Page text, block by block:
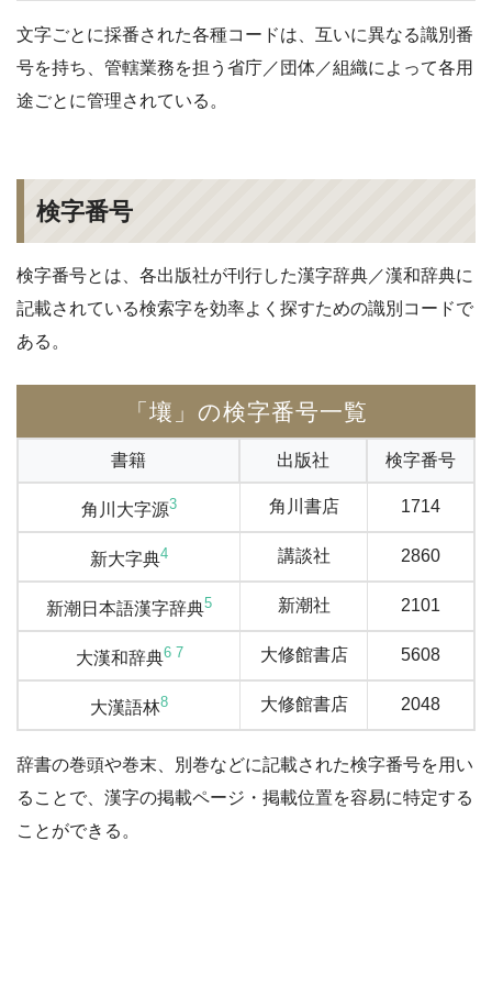
文字ごとに採番された各種コードは、互いに異なる識別番
号を持ち、管轄業務を担う省庁／団体／組織によって各用
途ごとに管理されている。
検字番号
検字番号とは、各出版社が刊行した漢字辞典／漢和辞典に
記載されている検索字を効率よく探すための識別コードで
ある。
「壤」の検字番号一覧
書籍 出版社 検字番号
角川大字源3 角川書店 1714
新大字典4 講談社 2860
新潮日本語漢字辞典5 新潮社 2101
大漢和辞典6 7 大修館書店 5608
大漢語林8 大修館書店 2048
辞書の巻頭や巻末、別巻などに記載された検字番号を用い
ることで、漢字の掲載ページ・掲載位置を容易に特定する
ことができる。